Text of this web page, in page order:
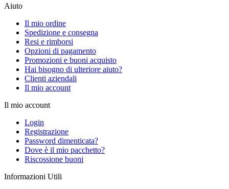
Aiuto
Il mio ordine
Spedizione e consegna
Resi e rimborsi
Opzioni di pagamento
Promozioni e buoni acquisto
Hai bisogno di ulteriore aiuto?
Clienti aziendali
Il mio account
Il mio account
Login
Registrazione
Password dimenticata?
Dove è il mio pacchetto?
Riscossione buoni
Informazioni Utili